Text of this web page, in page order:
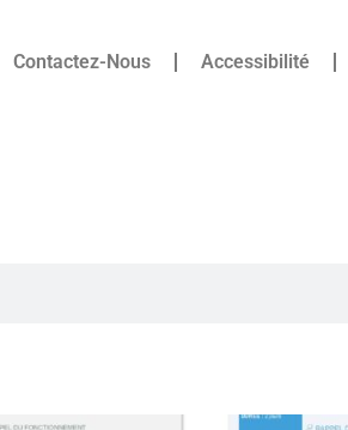
Contactez-Nous Accessibilité